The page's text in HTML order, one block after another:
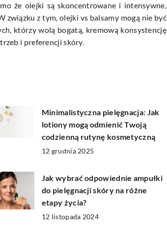
że olejki są skoncentrowane i intensywne,
związku z tym, olejki vs balsamy mogą nie być
którzy wolą bogatą, kremową konsystencję
i preferencji skóry.
Minimalistyczna pielęgnacja: Jak
lotiony mogą odmienić Twoją
codzienną rutynę kosmetyczną
12 grudnia 2025
Jak wybrać odpowiednie ampułki
do pielęgnacji skóry na różne
etapy życia?
12 listopada 2024